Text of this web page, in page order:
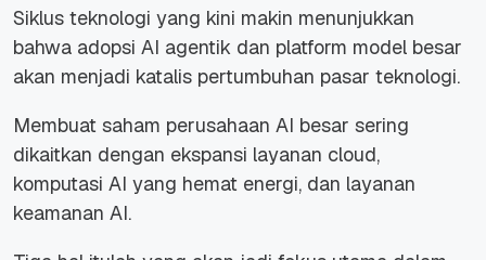
Siklus teknologi yang kini makin menunjukkan
bahwa adopsi AI agentik dan platform model besar
akan menjadi katalis pertumbuhan pasar teknologi.
Membuat saham perusahaan AI besar sering
dikaitkan dengan ekspansi layanan cloud,
komputasi AI yang hemat energi, dan layanan
keamanan AI.